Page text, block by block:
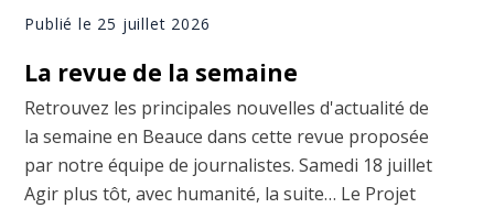
Publié le 25 juillet 2026
La revue de la semaine
Retrouvez les principales nouvelles d'actualité de
la semaine en Beauce dans cette revue proposée
par notre équipe de journalistes. Samedi 18 juillet
Agir plus tôt, avec humanité, la suite… Le Projet